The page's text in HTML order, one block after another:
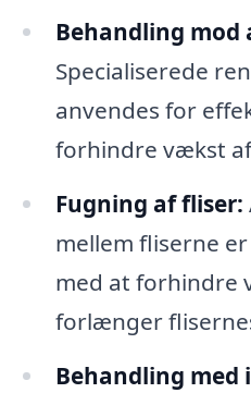
Behandling mod
Specialiserede
anvendes for
forhindre vækst
Fugning af fliser:
mellem fliserne
med at forhindre
forlænger
Behandling